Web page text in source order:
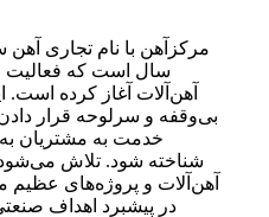
سال است که فعالیت
آهن‌آلات آغاز کرده
بی‌وقفه و سرلوحه قرار
خدمت به مشتریان
شناخته شود. تلاش
آهن‌آلات و پروژه‌های
در پیشبرد اهداف